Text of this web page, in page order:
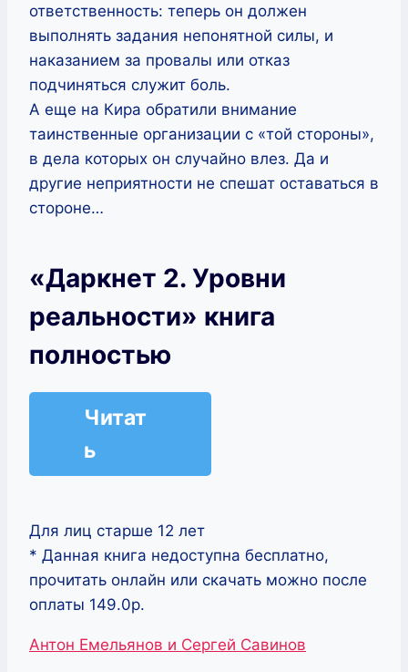
ответственность: теперь он должен
выполнять задания непонятной силы, и
наказанием за провалы или отказ
подчиняться служит боль.
А еще на Кира обратили внимание
таинственные организации с «той стороны»,
в дела которых он случайно влез. Да и
другие неприятности не спешат оставаться в
стороне…
«Даркнет 2. Уровни
реальности» книга
полностью
Читат
ь
Для лиц старше 12 лет
* Данная книга недоступна бесплатно,
прочитать онлайн или скачать можно после
оплаты 149.0р.
Метки
Антон Емельянов и Сергей Савинов